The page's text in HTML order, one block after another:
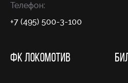
Телефон:
+7 (495) 500-3-100
ФК ЛОКОМОТИВ